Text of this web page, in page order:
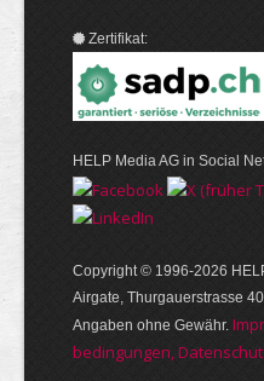
Zertifikat:
HELP Media AG in Social
Copyright © 1996-2026
Airgate, Thurgauer­strasse
Angaben ohne Gewähr.
bedin­gungen,